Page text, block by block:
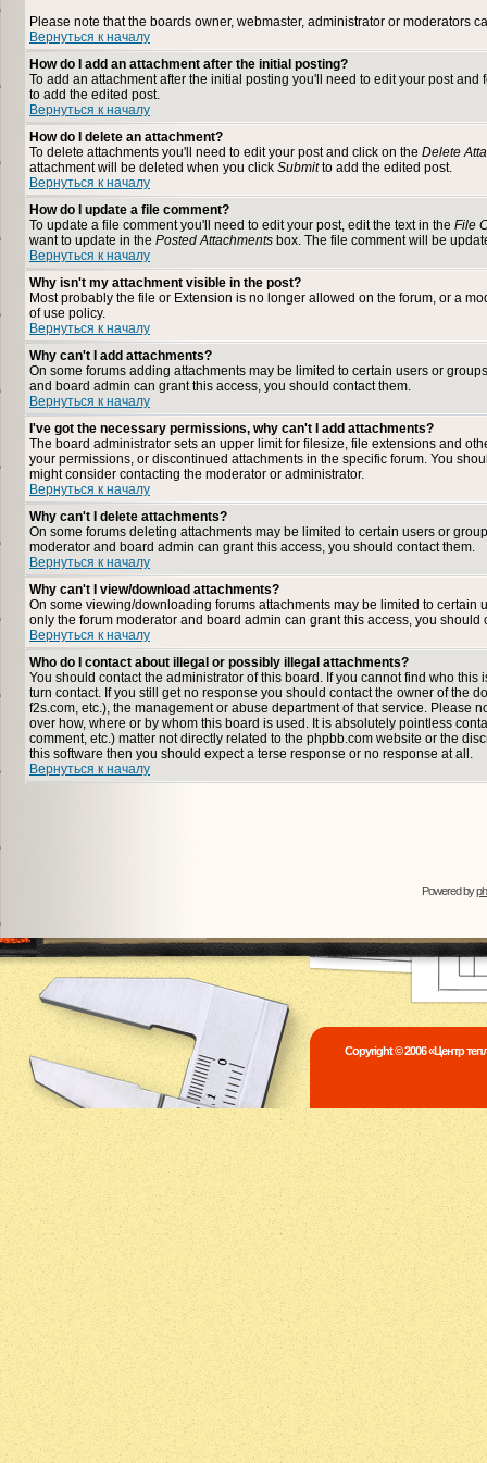
Please note that the boards owner, webmaster, administrator or moderators
Вернуться к началу
How do I add an attachment after the initial posting?
To add an attachment after the initial posting you'll need to edit your post
to add the edited post.
Вернуться к началу
How do I delete an attachment?
To delete attachments you'll need to edit your post and click on the Delete
attachment will be deleted when you click Submitto add the edited post.
Вернуться к началу
How do I update a file comment?
To update a file comment you'll need to edit your post, edit the text in the File
want to update in the Posted Attachments box. The file comment will be
Вернуться к началу
Why isn't my attachment visible in the post?
Most probably the file or Extension is no longer allowed on the forum, or a
of use policy.
Вернуться к началу
Why can't I add attachments?
On some forums adding attachments may be limited to certain users or
and board admin can grant this access, you should contact them.
Вернуться к началу
I've got the necessary permissions, why can't I add attachments?
The board administrator sets an upper limit for filesize, file extensions and
your permissions, or discontinued attachments in the specific forum. You
might consider contacting the moderator or administrator.
Вернуться к началу
Why can't I delete attachments?
On some forums deleting attachments may be limited to certain users or
moderator and board admin can grant this access, you should contact them.
Вернуться к началу
Why can't I view/download attachments?
On some viewing/downloading forums attachments may be limited to
only the forum moderator and board admin can grant this access, you should
Вернуться к началу
Who do I contact about illegal or possibly illegal attachments?
You should contact the administrator of this board. If you cannot find who
turn contact. If you still get no response you should contact the owner of the
f2s.com, etc.), the management or abuse department of that service.
over how, where or by whom this board is used. It is absolutely pointless
comment, etc.) matter not directly related to the phpbb.com website or the
this software then you should expect a terse response or no response at all.
Вернуться к началу
Powered by
Copyright © 2006 «Центр